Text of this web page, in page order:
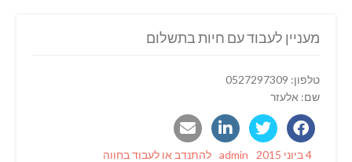
מעניין לעבוד עם חיות בתשלום
טלפון: 0527297309
שם: אלעזר
Posted
4 ביוני 2015 Author
admin
Categories
להתנדב או לעבוד בחווה